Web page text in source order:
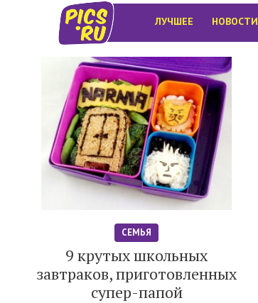
ЛУЧШЕЕ НОВОСТИ
СЕМЬЯ
9 крутых школьных
завтраков, приготовленных
супер-папой